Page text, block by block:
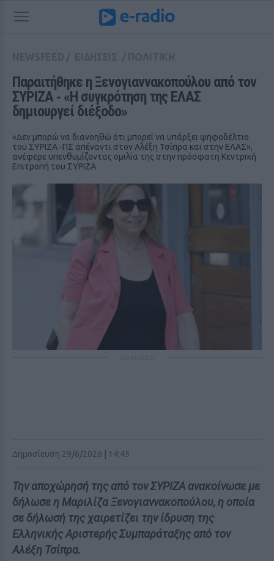
Παραιτήθηκε η Ξενογιαννακοπούλου από τον
ΣΥΡΙΖΑ ‑ «Η συγκρότηση της ΕΛΑΣ
δημιουργεί διέξοδο»
«Δεν μπορώ να διανοηθώ ότι μπορεί να υπάρξει ψηφοδέλτιο
του ΣΥΡΙΖΑ -ΠΣ απέναντι στον Αλέξη Τσίπρα και στην ΕΛΑΣ»,
ανέφερε υπενθυμίζοντας ομιλία της στην πρόσφατη Κεντρική
Επιτροπή του ΣΥΡΙΖΑ
Δημοσίευση 29/6/2026 | 14:45
Την αποχώρησή της από τον ΣΥΡΙΖΑ ανακοίνωσε με
δήλωσε η Μαριλίζα Ξενογιαννακοπούλου, η οποία
σε δήλωσή της χαιρετίζει την ίδρυση της
Ελληνικής Αριστερής Συμπαράταξης από τον
Αλέξη Τσίπρα.